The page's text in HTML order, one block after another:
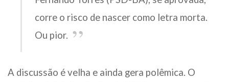
corre o risco de nascer como letra morta.
Ou pior.
A discussão é velha e ainda gera polêmica. O